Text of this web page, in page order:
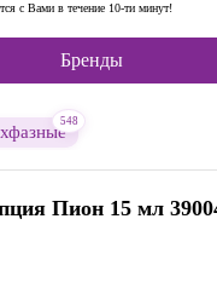
с Вами в течение 10-ти минут!
Бренды
548
Пион 15 мл